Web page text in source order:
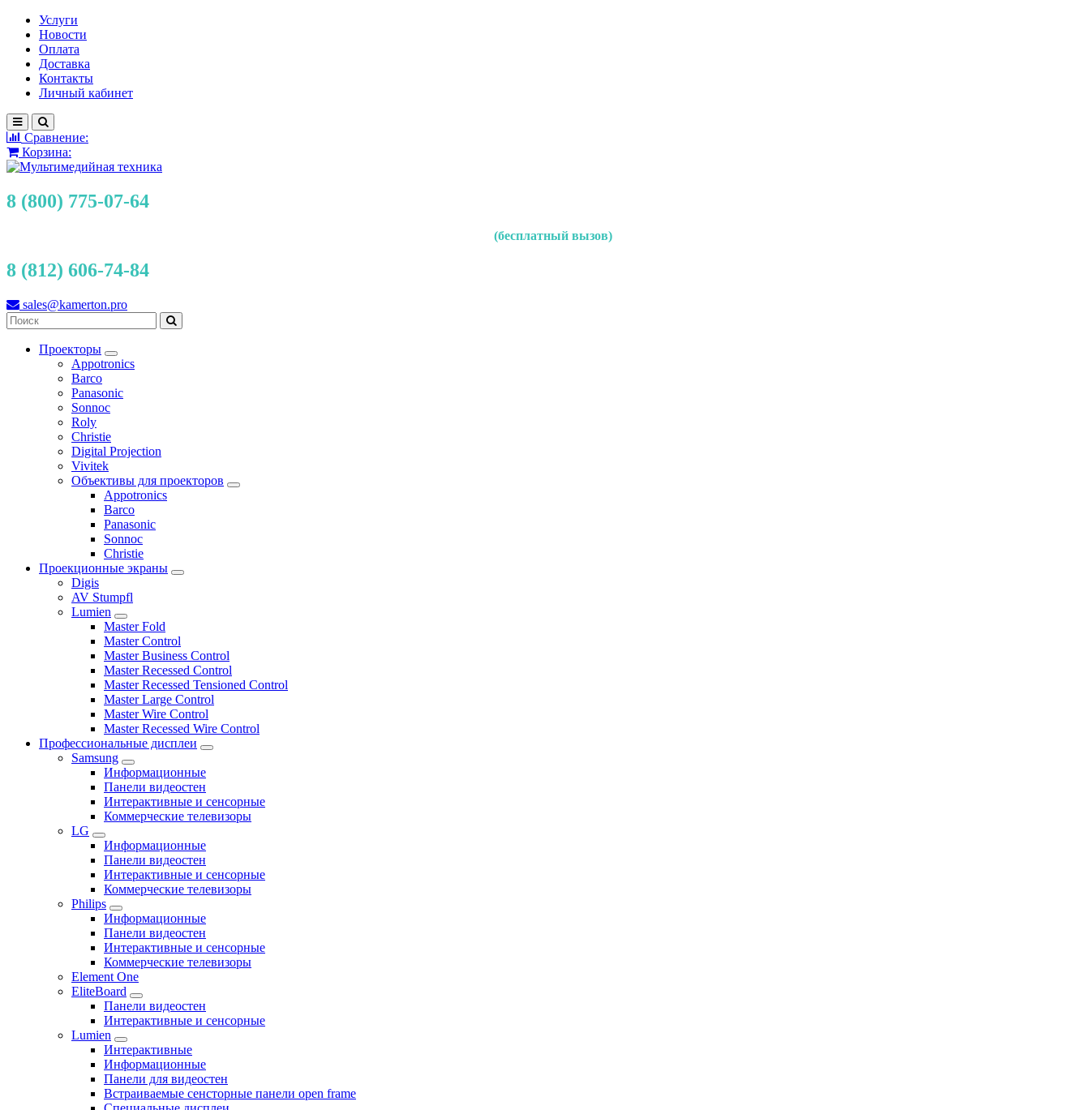
Услуги
Новости
Оплата
Доставка
Контакты
Личный кабинет
Сравнение:
Корзина:
8 (800) 775-07-64
(бесплатный вызов)
8 (812) 606-74-84
sales@kamerton.pro
Проекторы
Appotronics
Barco
Panasonic
Sonnoc
Roly
Christie
Digital Projection
Vivitek
Объективы для проекторов
Appotronics
Barco
Panasonic
Sonnoc
Сhristie
Проекционные экраны
Digis
AV Stumpfl
Lumien
Master Fold
Master Control
Master Business Control
Master Recessed Control
Master Recessed Tensioned Control
Master Large Control
Master Wire Control
Master Recessed Wire Control
Профессиональные дисплеи
Samsung
Информационные
Панели видеостен
Интерактивные и сенсорные
Коммерческие телевизоры
LG
Информационные
Панели видеостен
Интерактивные и сенсорные
Коммерческие телевизоры
Philips
Информационные
Панели видеостен
Интерактивные и сенсорные
Коммерческие телевизоры
Element One
EliteBoard
Панели видеостен
Интерактивные и сенсорные
Lumien
Интерактивные
Информационные
Панели для видеостен
Встраиваемые сенсторные панели open frame